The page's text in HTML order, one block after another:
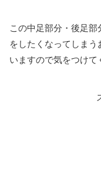
この中足部分・後足
をしたくなってしま
いますので気をつけて